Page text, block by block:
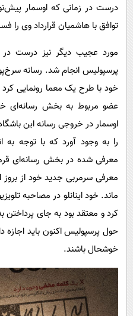
درست در زمانی که اوسمار
توافق با هاشمیان قرارداد وی را
مورد عجیب دیگر نیز درست در
پرسپولیس انجام شد. رسانه
خود با طرح یک معما رونمایی
عضو مربوط به بخش رسانه‌ای
اوسمار در خروجی رسانه این
را به وجود آورد که با توجه به
معرفی شده در بخش رسانه‌ای
معرفی سرمربی جدید خود از بروز
ماند. خود اینانلو در مصاحبه
کرد و معتقد بود به جای پرداختن
حول پرسپولیس اکنون باید اجازه
خوشحال باشند.